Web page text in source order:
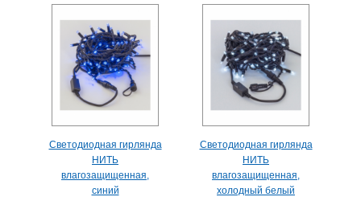
Светодиодная гирлянда
НИТЬ
влагозащищенная,
синий
Светодиодная гирлянда
НИТЬ
влагозащищенная,
холодный белый